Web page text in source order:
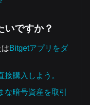
いですか？
はBitgetアプリをダ
購入しよう。
暗号資産を取引